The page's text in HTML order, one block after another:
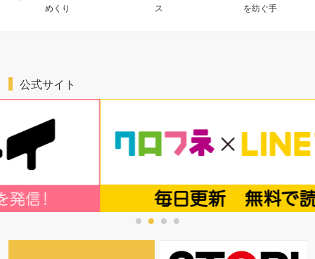
めくり
ス
を紡ぐ手
公式サイト